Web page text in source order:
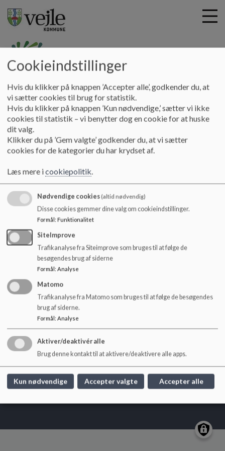
i
Hældagerskolen
Information Feriekalender
Feriekalender
skoler
LINK TILFERIE KALENDER
Hældagerskolen Vejle
Nørremarksvej 157c
haeldagerskolen@vejle.dk
Telefon: 76 81 43 80
EAN NR.
5798006361434
Tilgængelighedserklæring
Sitemap
Cookie politik
Cookieindstillinger
Hvis du klikker på knappen ’Accepter alle’, godkender du, at
vi sætter cookies til brug for statistik.
Hvis du klikker på knappen ’Kun nødvendige,’ sætter vi ikke
cookies til statistik – vi benytter dog en cookie for at huske
dit valg.
Klikker du på ’Gem valgte’ godkender du, at vi sætter
cookies for de kategorier du har krydset af.
Læs mere icookiepolitik.
Nødvendige cookies(altid nødvendig)
Disse cookies gemmer dine valg om cookieindstillinger.
Formål: Funktionalitet
SiteImprove
Trafikanalyse fra Siteimprove som bruges til at følge de
besøgendes brug af siderne
Formål: Analyse
Matomo
Trafikanalyse fra Matomo som bruges til at følge de besøgendes
brug af siderne.
Formål: Analyse
Aktiver/deaktivér alle
Brug denne kontakt til at aktivere/deaktivere alle apps.
Kun nødvendige Accepter valgte Accepter alle